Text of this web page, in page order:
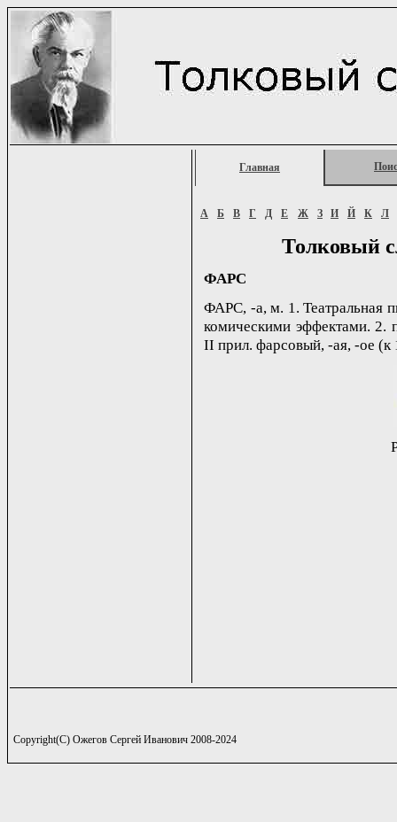
Главная
А Б В Г Д Е Ж З И Й К Л
Толковый
ФАРС
ФАРС, -а, м. 1. Театральная
комическими эффектами. 2.
II прил. фарсовый, -ая, -ое (к
Copyright(C) Ожегов Сергей Иванович 2008-2024